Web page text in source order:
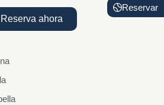
Reserva ahora
Reservar